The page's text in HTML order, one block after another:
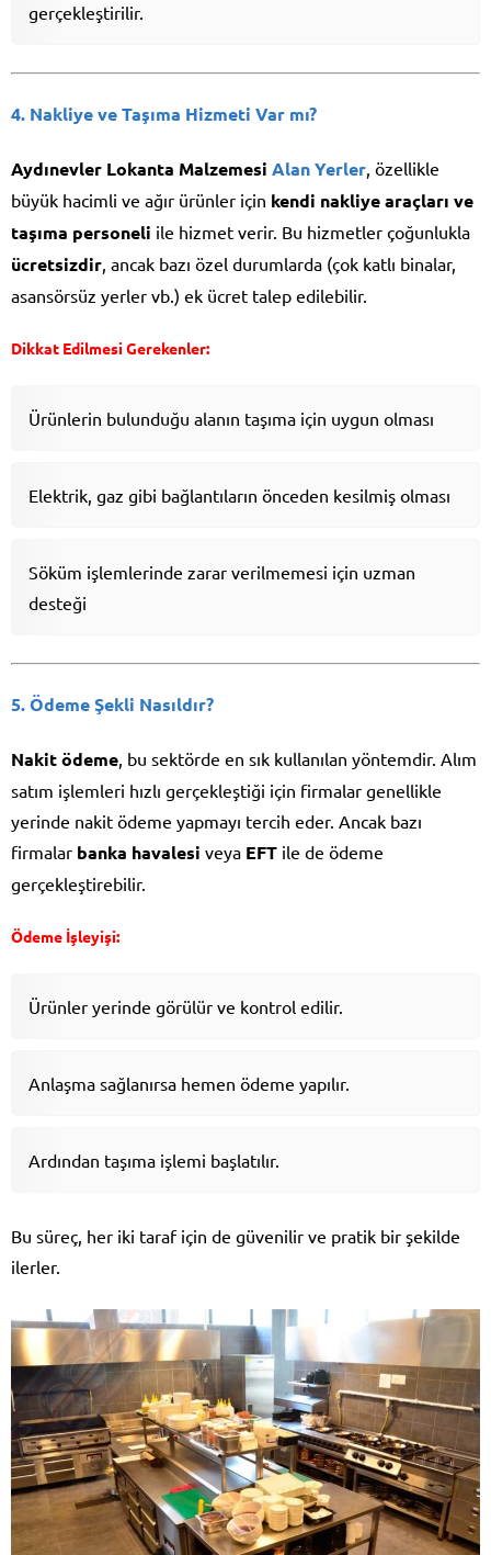
gerçekleştirilir.
4. Nakliye ve Taşıma Hizmeti Var mı?
Aydınevler Lokanta Malzemesi Alan Yerler, özellikle
büyük hacimli ve ağır ürünler için kendi nakliye araçları ve
taşıma personeli ile hizmet verir. Bu hizmetler çoğunlukla
ücretsizdir, ancak bazı özel durumlarda (çok katlı binalar,
asansörsüz yerler vb.) ek ücret talep edilebilir.
Dikkat Edilmesi Gerekenler:
Ürünlerin bulunduğu alanın taşıma için uygun olması
Elektrik, gaz gibi bağlantıların önceden kesilmiş olması
Söküm işlemlerinde zarar verilmemesi için uzman
desteği
5. Ödeme Şekli Nasıldır?
Nakit ödeme, bu sektörde en sık kullanılan yöntemdir. Alım
satım işlemleri hızlı gerçekleştiği için firmalar genellikle
yerinde nakit ödeme yapmayı tercih eder. Ancak bazı
firmalar banka havalesi veya EFT ile de ödeme
gerçekleştirebilir.
Ödeme İşleyişi:
Ürünler yerinde görülür ve kontrol edilir.
Anlaşma sağlanırsa hemen ödeme yapılır.
Ardından taşıma işlemi başlatılır.
Bu süreç, her iki taraf için de güvenilir ve pratik bir şekilde
ilerler.